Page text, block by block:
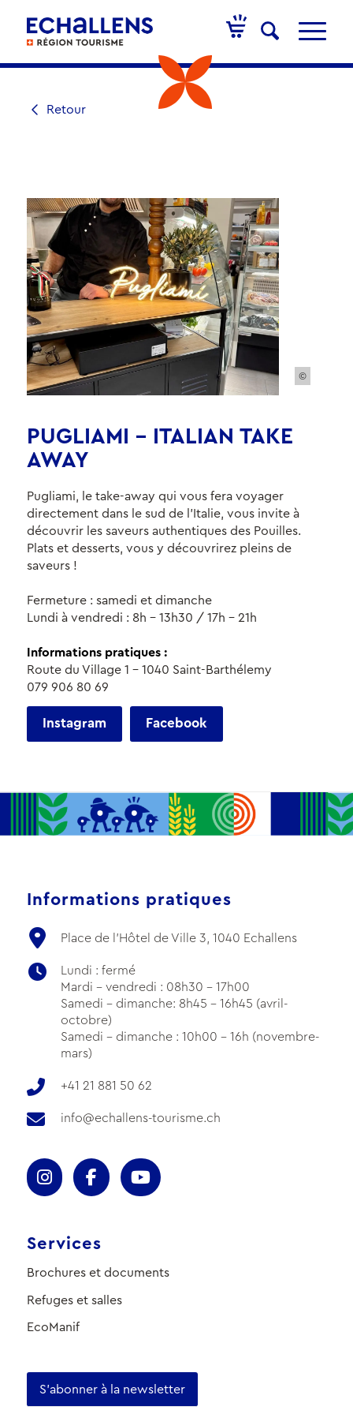
Retour
©
PUGLIAMI – ITALIAN TAKE
AWAY
Pugliami, le take-away qui vous fera voyager
directement dans le sud de l'Italie, vous invite à
découvrir les saveurs authentiques des Pouilles.
Plats et desserts, vous y découvrirez pleins de
saveurs !
Fermeture : samedi et dimanche
Lundi à vendredi : 8h - 13h30 / 17h - 21h
Informations pratiques :
Route du Village 1 - 1040 Saint-Barthélemy
079 906 80 69
Instagram Facebook
Informations pratiques
Place de l'Hôtel de Ville 3, 1040 Echallens
Lundi : fermé
Mardi - vendredi : 08h30 - 17h00
Samedi - dimanche: 8h45 - 16h45 (avril-
octobre)
Samedi - dimanche : 10h00 - 16h (novembre-
mars)
+41 21 881 50 62
info@echallens-tourisme.ch
Services
Brochures et documents
Refuges et salles
EcoManif
S'abonner à la newsletter